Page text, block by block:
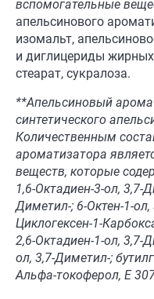
вспомогательные
апельсинового
изомальт,
и диглицериды
стеарат, сукралоза.
**Апельсиновый
синтетического
Количественным
ароматизатора
веществ, которые
1,6-Октадиен-3-ол, 3,7-
Диметил-; 6-Октен-1-
Циклогексен-1-
2,6-Октадиен-1-ол, 3,7-
ол, 3,7-Диметил-;
Альфа-токоферол, E